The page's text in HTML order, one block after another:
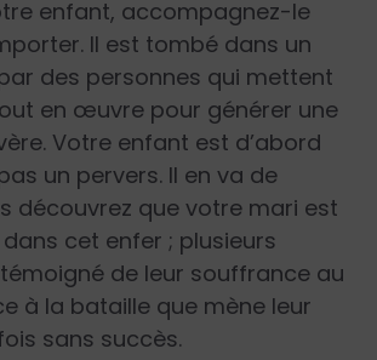
enfant, accompagnez-le
Il est tombé dans un
des personnes qui mettent
en œuvre pour générer une
Votre enfant est d’abord
un pervers. Il en va de
découvrez que votre mari est
cet enfer ; plusieurs
de leur souffrance au
à la bataille que mène leur
sans succès.